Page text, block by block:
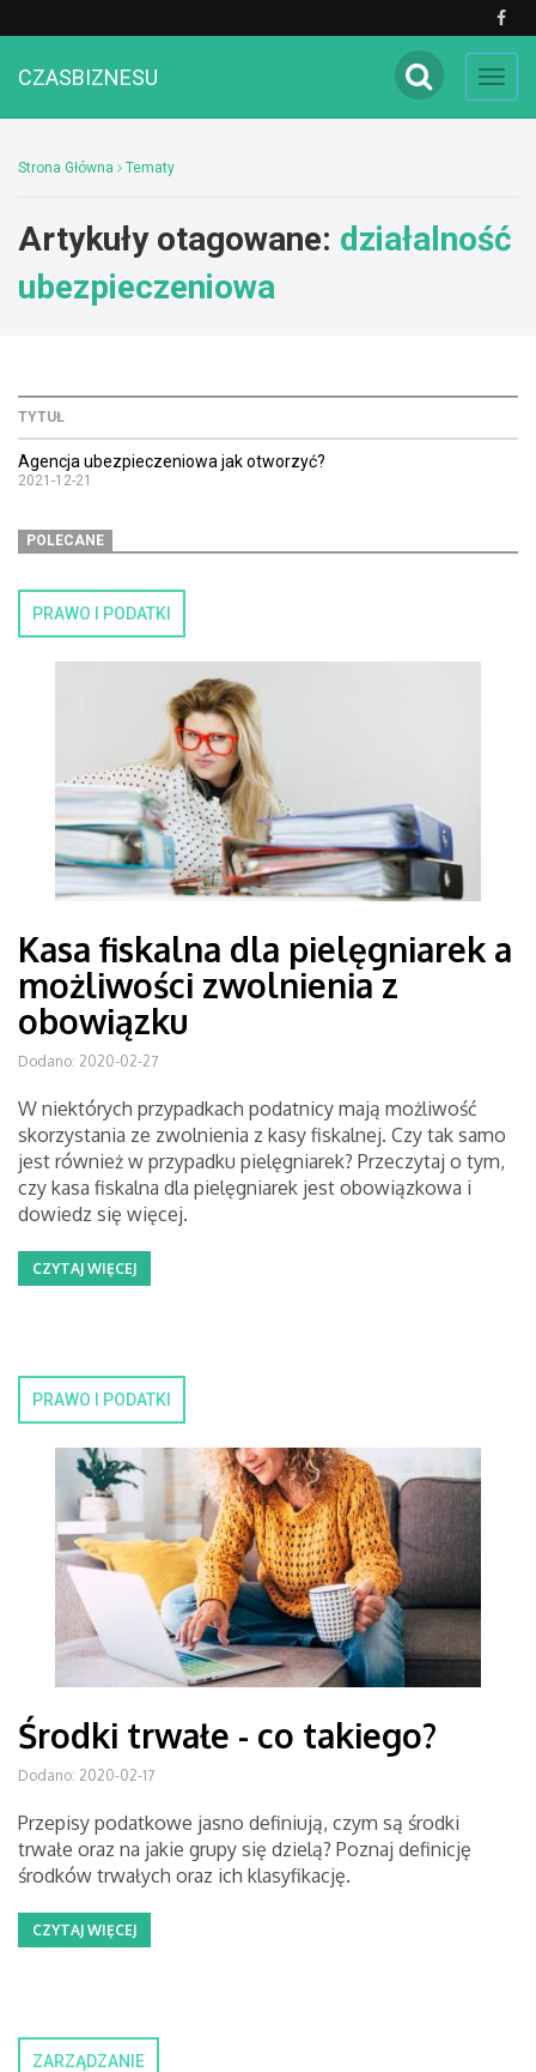
CZASBIZNESU
Strona Główna Tematy
Artykuły otagowane: działalność
ubezpieczeniowa
TYTUŁ
Agencja ubezpieczeniowa jak otworzyć?
2021-12-21
POLECANE
PRAWO I PODATKI
Kasa fiskalna dla pielęgniarek a
możliwości zwolnienia z
obowiązku
Dodano: 2020-02-27
W niektórych przypadkach podatnicy mają możliwość
skorzystania ze zwolnienia z kasy fiskalnej. Czy tak samo
jest również w przypadku pielęgniarek? Przeczytaj o tym,
czy kasa fiskalna dla pielęgniarek jest obowiązkowa i
dowiedz się więcej.
CZYTAJ WIĘCEJ
PRAWO I PODATKI
Środki trwałe - co takiego?
Dodano: 2020-02-17
Przepisy podatkowe jasno definiują, czym są środki
trwałe oraz na jakie grupy się dzielą? Poznaj definicję
środków trwałych oraz ich klasyfikację.
CZYTAJ WIĘCEJ
ZARZĄDZANIE